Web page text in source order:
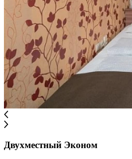
Двухместный Эконом